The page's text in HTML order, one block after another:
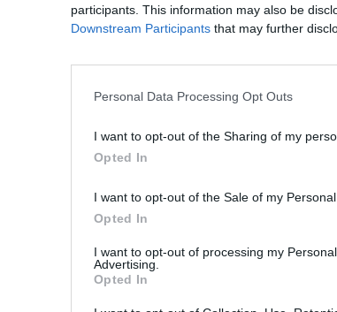
participants. This information may also be
Downstream Participants that may further
Personal Data Processing Opt Outs
I want to opt-out of the Sharing of my
Opted In
I want to opt-out of the Sale of my Personal
Opted In
I want to opt-out of processing my
Advertising.
Opted In